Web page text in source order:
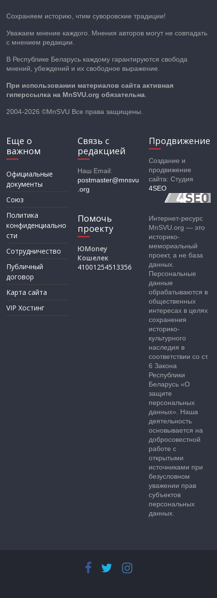
Сохраняем историю, чтим суворовские традиции!
Уважаем мнение каждого. Мнения авторов могут не совпадать
с мнением редакции.
В Республике Беларусь каждому гарантируются свобода
мнений, убеждений и их свободное выражение.
При использовании материалов сайта активная
гиперссылка на MnSVU.org обязательна
2004-2026 ©MnSVU Все права защищены.
Еще о
важном
Официальные
документы
Союз
Политика
конфиденциально
сти
Сотрудничество
Публичный
договор
Карта сайта
VIP Хостинг
Связь с
редакцией
Наш Email:
postmaster@mnsvu
.org
Помочь
проекту
ЮMoney
Кошелек
41001254513356
Продвижение
Создание и
продвижение
сайта: Студия
4SEO
Интернет-ресурс
MnSVU.org — это
историко-
мемориальный
проект, а не база
данных.
Персональные
данные
обрабатываются в
общественных
интересах в целях
сохранения
историко-
культурного
наследия в
соответствии со ст.
6 Закона
Республики
Беларусь «О
защите
персональных
данных». Наша
деятельность
основывается на
добросовестной
работе с
открытыми
источниками при
безусловном
уважении прав
субъектов
персональных
данных.